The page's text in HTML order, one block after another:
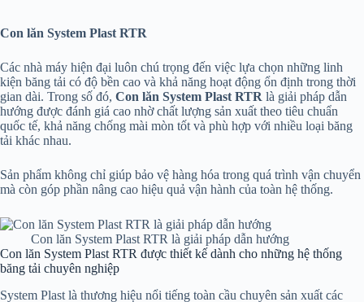
Con lăn System Plast RTR
Các nhà máy hiện đại luôn chú trọng đến việc lựa chọn những linh
kiện băng tải có độ bền cao và khả năng hoạt động ổn định trong thời
gian dài. Trong số đó, Con lăn System Plast RTR là giải pháp dẫn
hướng được đánh giá cao nhờ chất lượng sản xuất theo tiêu chuẩn
quốc tế, khả năng chống mài mòn tốt và phù hợp với nhiều loại băng
tải khác nhau.
Sản phẩm không chỉ giúp bảo vệ hàng hóa trong quá trình vận chuyển
mà còn góp phần nâng cao hiệu quả vận hành của toàn hệ thống.
Con lăn System Plast RTR là giải pháp dẫn hướng
Con lăn System Plast RTR được thiết kế dành cho những hệ thống
băng tải chuyên nghiệp
System Plast là thương hiệu nổi tiếng toàn cầu chuyên sản xuất các